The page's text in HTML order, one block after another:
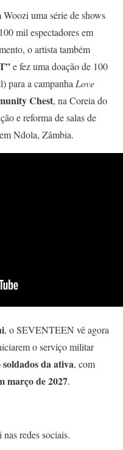
uma série de shows
mil espectadores em
o artista também
e fez uma doação de 100
para a campanhaLove
Chest, na Coreia do
e reforma de salas de
Ndola, Zâmbia.
, o SEVENTEEN vê agora
o serviço militar
soldados da ativa, com
março de 2027.
redes sociais.